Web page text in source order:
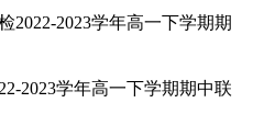
2023学年高一下学期期
学年高一下学期期中联